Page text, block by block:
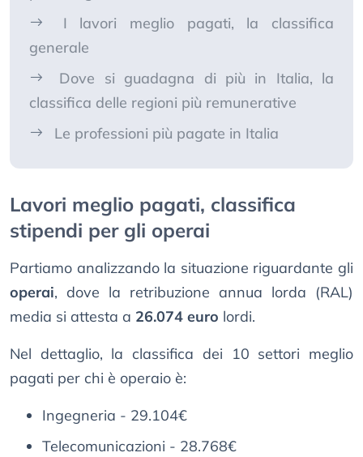
I lavori meglio pagati, la classifica
generale
Dove si guadagna di più in Italia, la
classifica delle regioni più remunerative
Le professioni più pagate in Italia
Lavori meglio pagati, classifica
stipendi per gli operai
Partiamo analizzando la situazione riguardante gli
operai, dove la retribuzione annua lorda (RAL)
media si attesta a 26.074 euro lordi.
Nel dettaglio, la classifica dei 10 settori meglio
pagati per chi è operaio è:
Ingegneria - 29.104€
Telecomunicazioni - 28.768€